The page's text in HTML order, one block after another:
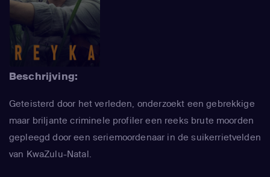
Beschrijving:
Geteisterd door het verleden, onderzoekt een gebrekkige
maar briljante criminele profiler een reeks brute moorden
gepleegd door een seriemoordenaar in de suikerrietvelden
van KwaZulu-Natal.